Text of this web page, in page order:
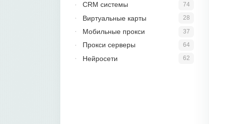
74
CRM системы
28
Виртуальные карты
37
Мобильные прокси
64
Прокси серверы
62
Нейросети